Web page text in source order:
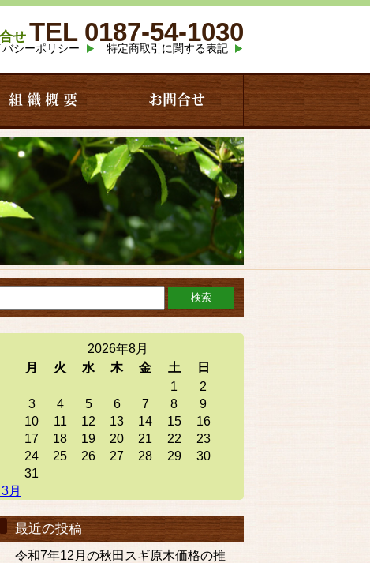
せ TEL 0187-54-1030
バシーポリシー 特定商取引に関する表記
組 織 概 要 お問合せ
2026年8月
月
火 水 木 金 土
日
1
2
3
4 5 6 7 8
9
10
11 12 13 14 15
16
17
18 19 20 21 22
23
24
25 26 27 28 29
30
31
月
最近の投稿
令和7年12月の秋田スギ原木価格の推